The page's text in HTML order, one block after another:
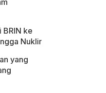
ke
Nuklir
yang